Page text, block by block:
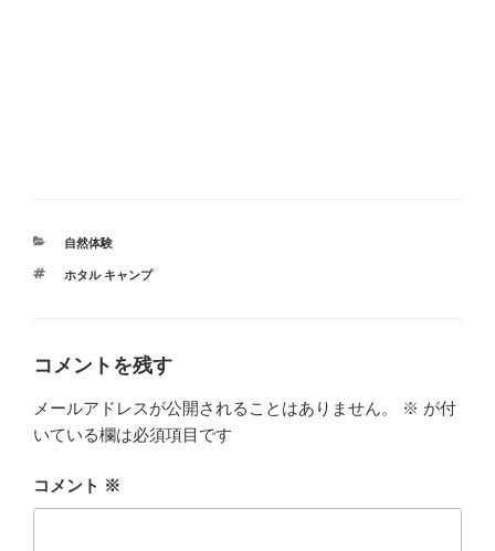
カ
ゴ
自然体験
タ
ホタル キャンプ
コメントを残す
メールアドレスが公開されることはありません。 ※ が付
いている欄は必須項目です
コメント ※